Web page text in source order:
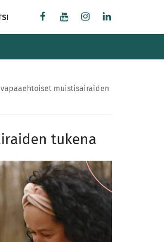
muistisairaiden
tukena